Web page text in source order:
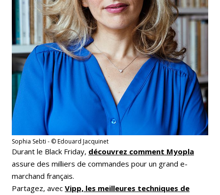
Sophia Sebti - © Edouard Jacquinet
Durant le Black Friday, découvrez comment Myopla
assure des milliers de commandes pour un grand e-
marchand français.
Partagez, avec Vipp, les meilleures techniques de